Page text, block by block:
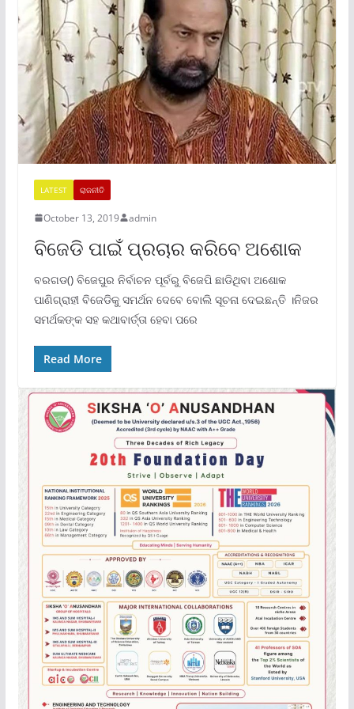
LATEST ରାଜନୀତି
October 13, 2019 admin
ବିଜେଡି ପାଇଁ ପ୍ରଚାର କରିବେ ଅଶୋକ
ବରଗଡ() ବିଜେପୁର ନିର୍ବାଚନ ପୂର୍ବରୁ ବିଜେପି ଛାଡିଥିବା ଅଶୋକ
ପାଣିଗ୍ରାହୀ ବିଜେଡିକୁ ସମର୍ଥନ ଦେବେ ବୋଲି ସୂଚନା ଦେଇଛନ୍ତି ।ନିଜର
ସମର୍ଥକଙ୍କ ସହ କଥାବାର୍ତ୍ତା ହେବା ପରେ
Read More